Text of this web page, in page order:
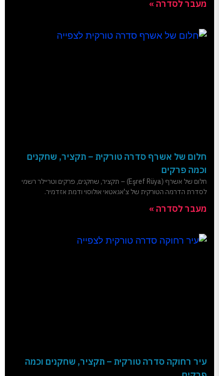
מעבר לסדרה »
חלום של אשרף סדרה טורקית – תקציר, שחקנים
וכמה פרקים
חלום של אשרף (Eşref Rüya) – תקציר, שחקנים, פרקים וטריילר רשמי
לסדרת הדרמה הטורקית של צ'אגאטאי אולוסוי ודמת אזדמיר.
מעבר לסדרה »
עיר רחוקה סדרה טורקית – תקציר, שחקנים וכמה